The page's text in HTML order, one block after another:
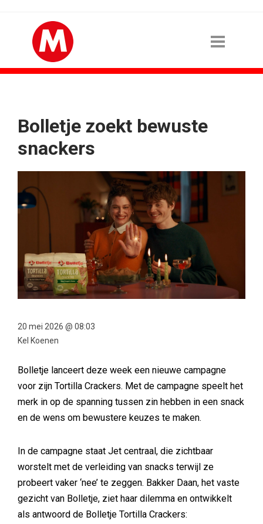
Bolletje zoekt bewuste
snackers
20 mei 2026 @ 08:03
Kel Koenen
Bolletje lanceert deze week een nieuwe campagne
voor zijn Tortilla Crackers. Met de campagne speelt het
merk in op de spanning tussen zin hebben in een snack
en de wens om bewustere keuzes te maken.
In de campagne staat Jet centraal, die zichtbaar
worstelt met de verleiding van snacks terwijl ze
probeert vaker ‘nee’ te zeggen. Bakker Daan, het vaste
gezicht van Bolletje, ziet haar dilemma en ontwikkelt
als antwoord de Bolletje Tortilla Crackers: